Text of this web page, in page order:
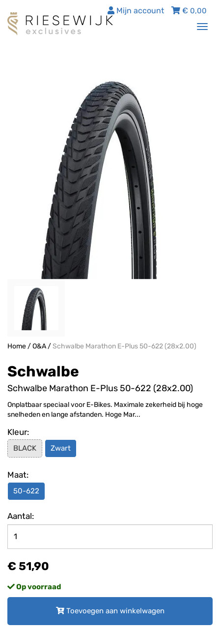
€ 0,00
Mijn account
Home/O&A/Schwalbe Marathon E-Plus 50-622 (28x2.00)
Schwalbe
Schwalbe Marathon E-Plus 50-622 (28x2.00)
Onplatbaar speciaal voor E-Bikes. Maximale zekerheid bij hoge
snelheden en lange afstanden. Hoge Mar...
Kleur:
BLACK Zwart
Maat:
50-622
Aantal:
€ 51,90
Op voorraad
Toevoegen aan winkelwagen